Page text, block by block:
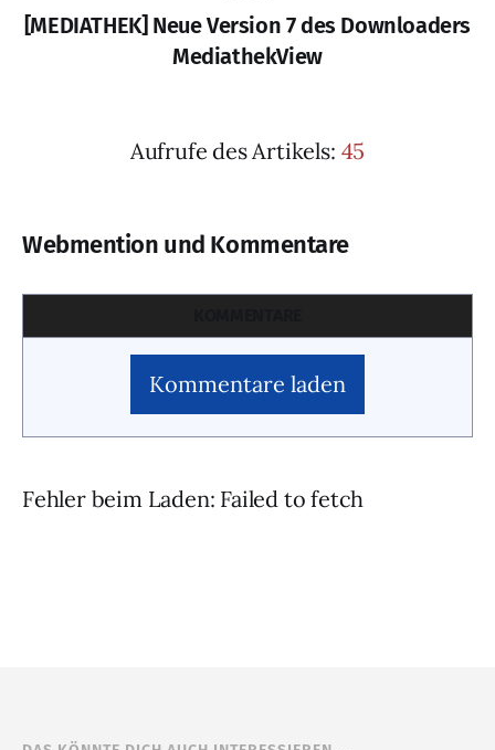
[MEDIATHEK] Neue Version 7 des Downloaders
MediathekView
Aufrufe des Artikels: 45
Webmention und Kommentare
Kommentare laden
Fehler beim Laden: Failed to fetch